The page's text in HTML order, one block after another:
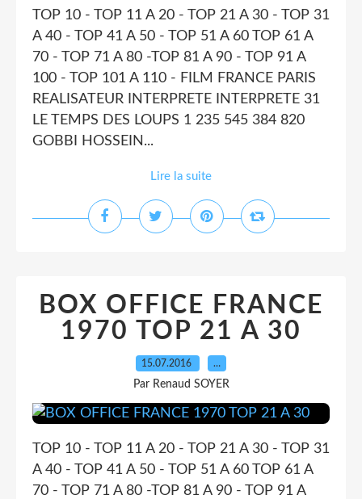
TOP 10 - TOP 11 A 20 - TOP 21 A 30 - TOP 31
A 40 - TOP 41 A 50 - TOP 51 A 60 TOP 61 A
70 - TOP 71 A 80 -TOP 81 A 90 - TOP 91 A
100 - TOP 101 A 110 - FILM FRANCE PARIS
REALISATEUR INTERPRETE INTERPRETE 31
LE TEMPS DES LOUPS 1 235 545 384 820
GOBBI HOSSEIN...
Lire la suite
BOX OFFICE FRANCE
1970 TOP 21 A 30
15.07.2016 …
Par Renaud SOYER
TOP 10 - TOP 11 A 20 - TOP 21 A 30 - TOP 31
A 40 - TOP 41 A 50 - TOP 51 A 60 TOP 61 A
70 - TOP 71 A 80 -TOP 81 A 90 - TOP 91 A